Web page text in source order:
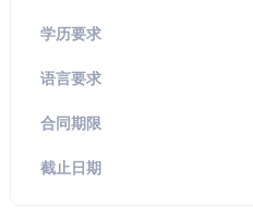
学历要求
语言要求
合同期限
截止日期